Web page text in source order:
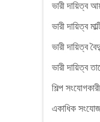
ভারী দায়িত্ব
ভারী দায়িত্ব
ভারী দায়িত্ব
ভারী দায়িত্ব
শিল্প সংযোগকারী
একাধিক